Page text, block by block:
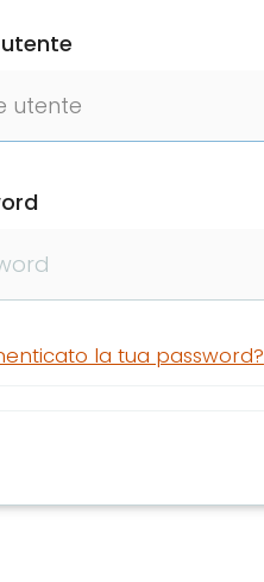
la tua password?